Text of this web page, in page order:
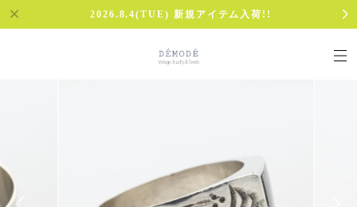
2026.8.4(TUE) 新規アイテム入荷!!